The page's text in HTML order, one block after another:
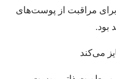
مراقبت از پوست‌های
بود.
می‌کند